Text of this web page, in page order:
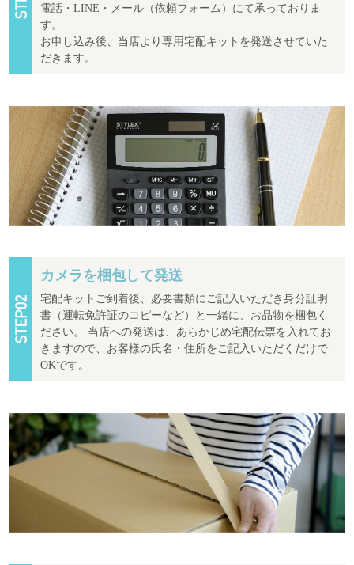
電話・LINE・メール（依頼フォーム）にて承っておりま
す。
お申し込み後、当店より専用宅配キットを発送させていた
だきます。
カメラを梱包して発送
宅配キットご到着後、必要書類にご記入いただき身分証明
書（運転免許証のコピーなど）と一緒に、お品物を梱包く
ださい。 当店への発送は、あらかじめ宅配伝票を入れてお
きますので、お客様の氏名・住所をご記入いただくだけで
OKです。